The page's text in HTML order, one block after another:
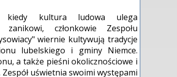
kiedy kultura ludowa ulega
zanikowi, członkowie Zespołu
wiernie kultywują tradycje
lubelskiego i gminy Niemce.
a także pieśni okolicznościowe i
uświetnia swoimi występami